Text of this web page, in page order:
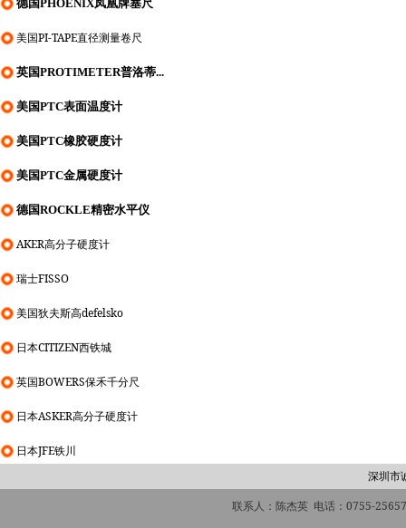
德国PHOENIX凤凰牌塞尺
美国PI-TAPE直径测量卷尺
英国PROTIMETER普洛蒂...
美国PTC表面温度计
美国PTC橡胶硬度计
美国PTC金属硬度计
德国ROCKLE精密水平仪
AKER高分子硬度计
瑞士FISSO
美国狄夫斯高defelsko
日本CITIZEN西铁城
英国BOWERS保禾千分尺
日本ASKER高分子硬度计
日本JFE铁川
深圳市
联系人：陈杰英 电话：0755-